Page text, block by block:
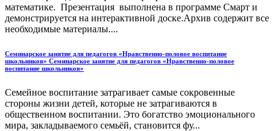
математике. Презентация выполнена в программе Смарт и
демонстрируется на интерактивной доске.Архив содержит все
необходимые материалы....
Семинарское занятие для педагогов «Нравственно-половое воспитание
школьников» Семинарское занятие для педагогов «Нравственно-половое
воспитание школьников»
Семейное воспитание затрагивает самые сокровенные
стороны жизни детей, которые не затрагиваются в
общественном воспитании. Это богатство эмоционального
мира, закладываемого семьёй, становится фу...